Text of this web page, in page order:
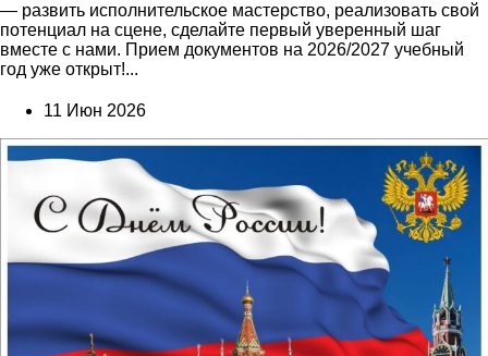
— развить исполнительское мастерство, реализовать свой
потенциал на сцене, сделайте первый уверенный шаг
вместе с нами. Прием документов на 2026/2027 учебный
год уже открыт!...
11 Июн 2026